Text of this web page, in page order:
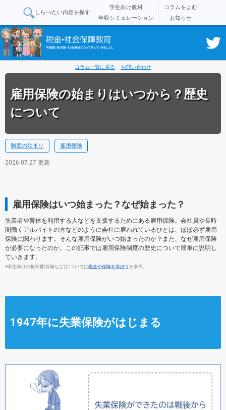
しらべたい内容を探す
学生向け教材
コラムをよむ
年収シミュレーション
お知らせ
コラム一覧に戻る お問い合わせ
雇用保険の始まりはいつから？歴史
について
制度の始まり 雇用保険
2026.07.27 更新
雇用保険はいつ始まった？なぜ始まった？
失業者や育休を利用する人などを支援するためにある雇用保険。会社員や長時
間働くアルバイトの方などのように会社に雇われているひとは、ほぼ必ず雇用
保険に関わります。そんな雇用保険がいつ始まったのか？また、なぜ雇用保険
が必要になったのか。この記事では雇用保険制度の歴史について簡単に説明し
ていきます。
※学生向けの教科書(保険など)については税金や保険を学ぼう を参照。
1947年に失業保険がはじまる